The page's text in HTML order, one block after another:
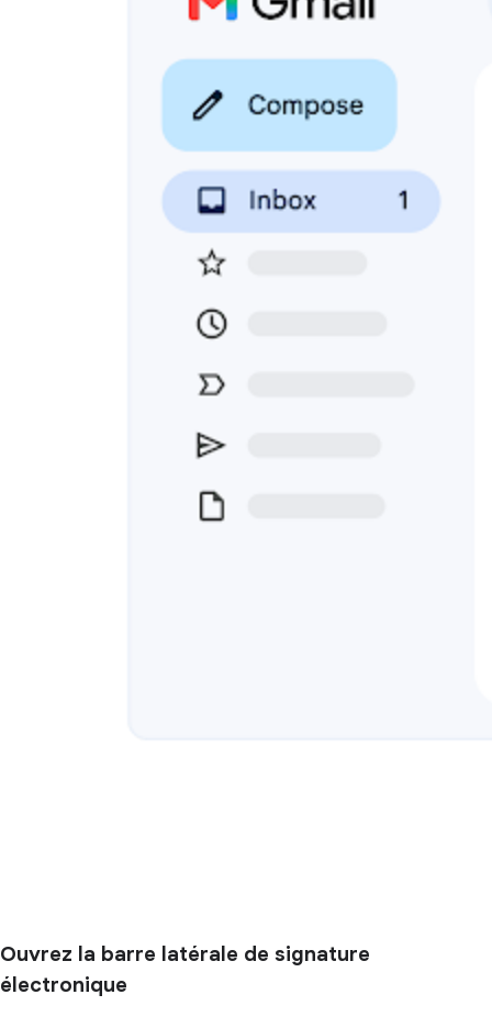
Ouvrez la barre latérale de signature
électronique